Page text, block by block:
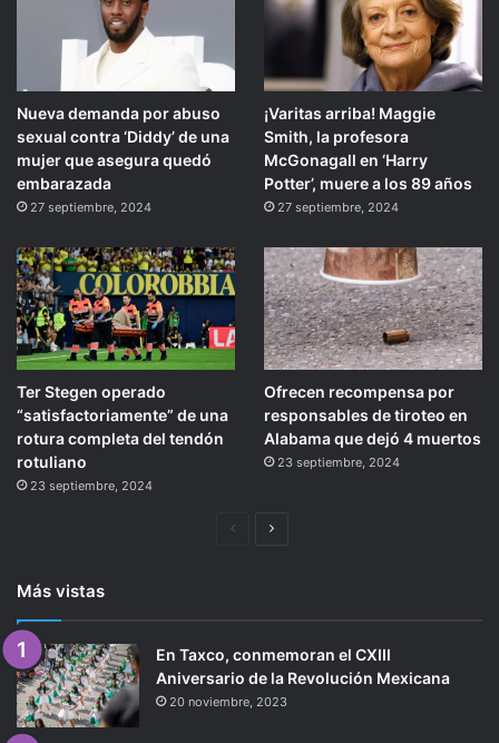
Nueva demanda por abuso
sexual contra ‘Diddy’ de una
mujer que asegura quedó
embarazada
27 septiembre, 2024
¡Varitas arriba! Maggie
Smith, la profesora
McGonagall en ‘Harry
Potter’, muere a los 89 años
27 septiembre, 2024
Ter Stegen operado
“satisfactoriamente” de una
rotura completa del tendón
rotuliano
23 septiembre, 2024
Ofrecen recompensa por
responsables de tiroteo en
Alabama que dejó 4 muertos
23 septiembre, 2024
PáginaSiguiente
Más vistas
En Taxco, conmemoran el CXIII
Aniversario de la Revolución Mexicana
20 noviembre, 2023